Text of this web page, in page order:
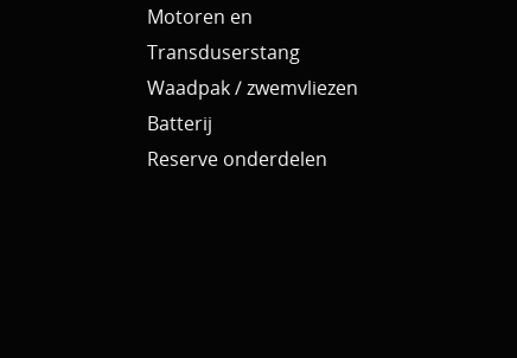
Motoren en
Transduserstang
Waadpak / zwemvliezen
Batterij
Reserve onderdelen